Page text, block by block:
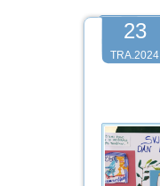
23
TRA.2024